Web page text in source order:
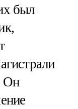
был
Он